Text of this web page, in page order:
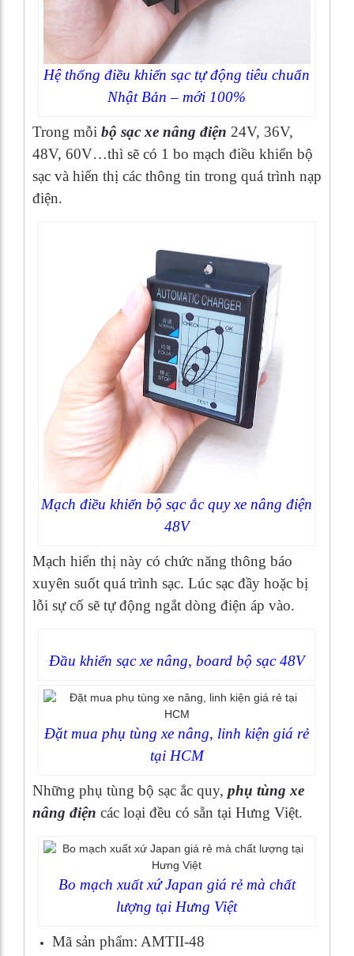
Hệ thống điều khiển sạc tự động tiêu chuẩn
Nhật Bản – mới 100%
Trong mỗi bộ sạc xe nâng điện 24V, 36V,
48V, 60V…thì sẽ có 1 bo mạch điều khiển bộ
sạc và hiển thị các thông tin trong quá trình nạp
điện.
Mạch điều khiển bộ sạc ắc quy xe nâng điện
48V
Mạch hiển thị này có chức năng thông báo
xuyên suốt quá trình sạc. Lúc sạc đầy hoặc bị
lỗi sự cố sẽ tự động ngắt dòng điện áp vào.
Đầu khiển sạc xe nâng, board bộ sạc 48V
Đặt mua phụ tùng xe nâng, linh kiện giá rẻ
tại HCM
Những phụ tùng bộ sạc ắc quy, phụ tùng xe
nâng điện các loại đều có sẵn tại Hưng Việt.
Bo mạch xuất xứ Japan giá rẻ mà chất
lượng tại Hưng Việt
Mã sản phẩm: AMTII-48